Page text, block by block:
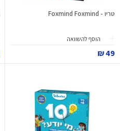
טריו - Foxmind Foxmind
הוסף להשוואה
49 ₪